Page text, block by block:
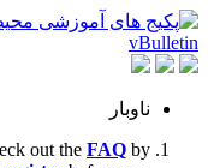
ناوبار
out the FAQ by